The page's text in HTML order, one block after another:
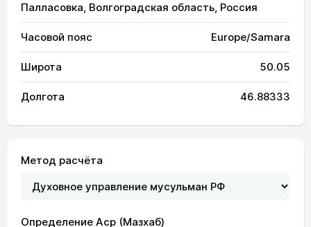
Палласовка, Волгоградская область, Россия
Часовой пояс Europe/Samara
Широта 50.05
Долгота 46.88333
Метод расчёта
Определение Аср (Мазхаб)
05:21 12:59